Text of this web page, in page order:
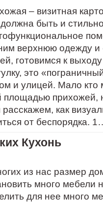
– визитная
быть и
верхнюю одежду и
готовимся к
это
и улицей. Мало кто
площадью прихожей,
как
от беспорядка.
Кухонь
из нас размер
много мебели
для нее много